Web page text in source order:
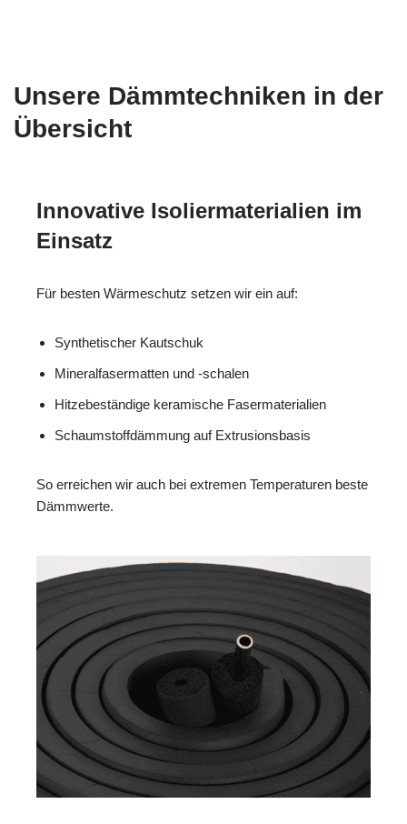
Unsere Dämmtechniken in der
Übersicht
Innovative Isoliermaterialien im
Einsatz
Für besten Wärmeschutz setzen wir ein auf:
Synthetischer Kautschuk
Mineralfasermatten und -schalen
Hitzebeständige keramische Fasermaterialien
Schaumstoffdämmung auf Extrusionsbasis
So erreichen wir auch bei extremen Temperaturen beste
Dämmwerte.